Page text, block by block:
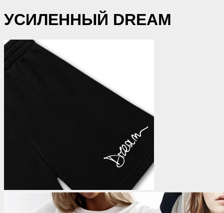
УСИЛЕННЫЙ DREAM